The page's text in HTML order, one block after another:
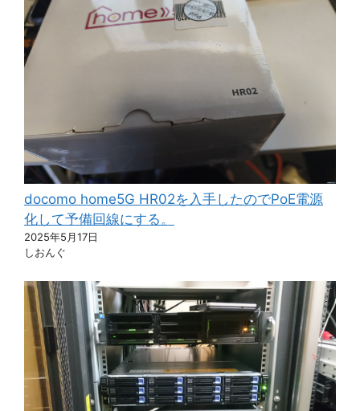
docomo home5G HR02を入手したのでPoE電源
化して予備回線にする。
2025年5月17日
しおんぐ